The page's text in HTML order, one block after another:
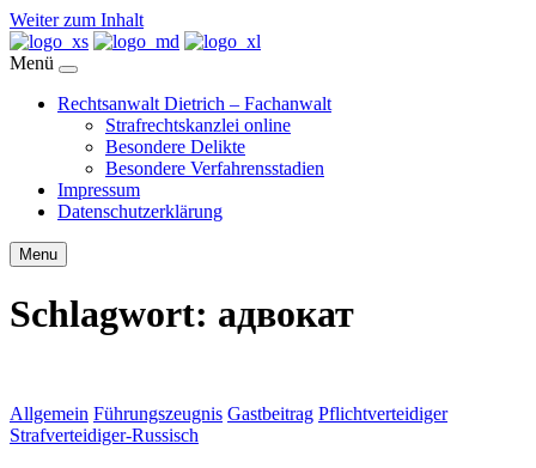
Weiter zum Inhalt
Menü
Rechtsanwalt Dietrich – Fachanwalt
Strafrechtskanzlei online
Besondere Delikte
Besondere Verfahrensstadien
Impressum
Datenschutzerklärung
Menu
Schlagwort: адвокат
Allgemein Führungszeugnis Gastbeitrag Pflichtverteidiger
Strafverteidiger-Russisch